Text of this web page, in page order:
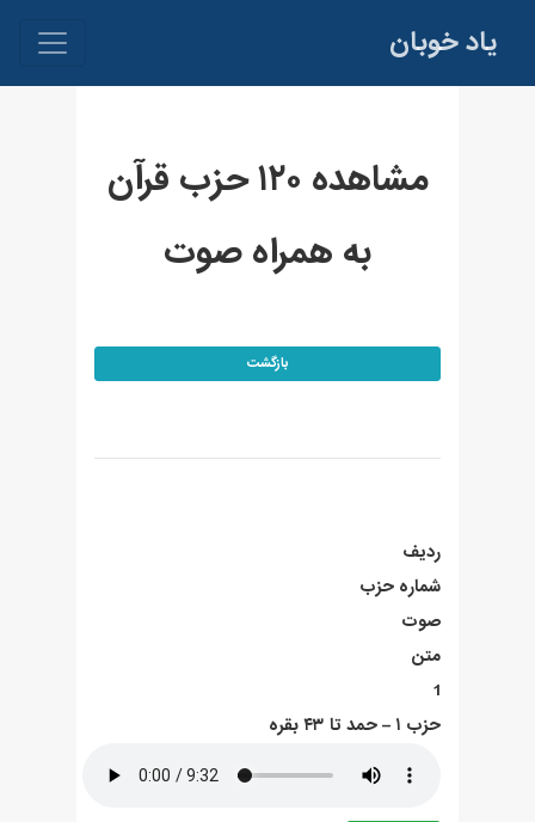
یاد خوبان
مشاهده ۱۲۰ حزب قرآن
به همراه صوت
بازگشت
ردیف
شماره حزب
صوت
متن
1
حزب ۱ – حمد تا ۴۳ بقره